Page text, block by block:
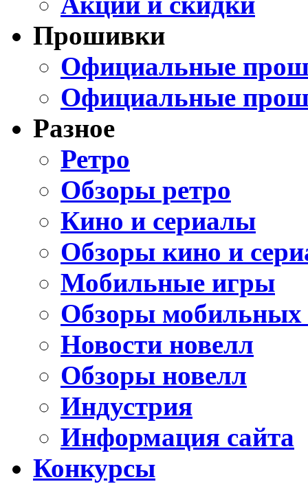
Прошивки
Официальные
Официальные
Разное
Ретро
Обзоры ретро
Кино и сериалы
Обзоры кино и
Мобильные игры
Обзоры мобильных
Новости новелл
Обзоры новелл
Индустрия
Информация сайта
Конкурсы